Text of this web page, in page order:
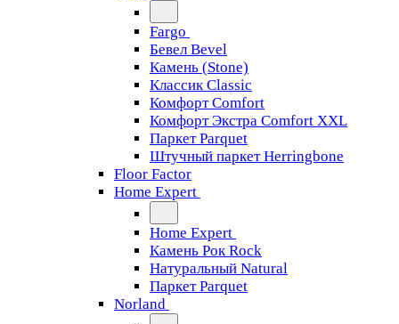
Fargo
Бевел Bevel
Камень (Stone)
Классик Classic
Комфорт Comfort
Комфорт Экстра Comfort XXL
Паркет Parquet
Штучный паркет Herringbone
Floor Factor
Home Expert
Home Expert
Камень Рок Rock
Натуральный Natural
Паркет Parquet
Norland